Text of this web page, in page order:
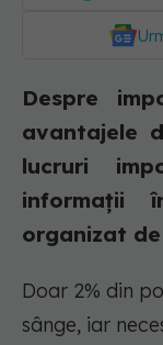
Despre
avantajele
lucruri
informații
organizat
Doar 2% din
sânge, iar